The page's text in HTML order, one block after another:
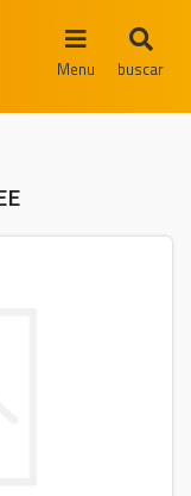
Menu buscar